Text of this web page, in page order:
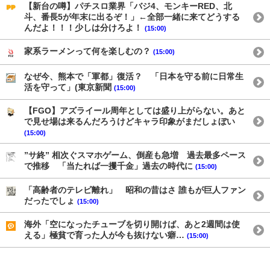
【新台の噂】パチスロ業界「バジ4、モンキーRED、北
斗、番長5が年末に出るぞ！」←全部一緒に来てどうする
んだよ！！！少しは分けろよ！
(15:00)
家系ラーメンって何を楽しむの？ (15:00)
なぜ今、熊本で「軍都」復活？ 「日本を守る前に日常生
活を守って」(東京新聞 (15:00)
【FGO】アズライール周年としては盛り上がらない。あと
で見せ場は来るんだろうけどキャラ印象がまだしょぼい
(15:00)
”サ終” 相次ぐスマホゲーム、倒産も急増 過去最多ペース
で推移 「当たれば一攫千金」過去の時代に (15:00)
「高齢者のテレビ離れ」 昭和の昔はさ 誰もが巨人ファン
だったでしょ (15:00)
海外「空になったチューブを切り開けば、あと2週間は使
える」極貧で育った人が今も抜けない癖… (15:00)